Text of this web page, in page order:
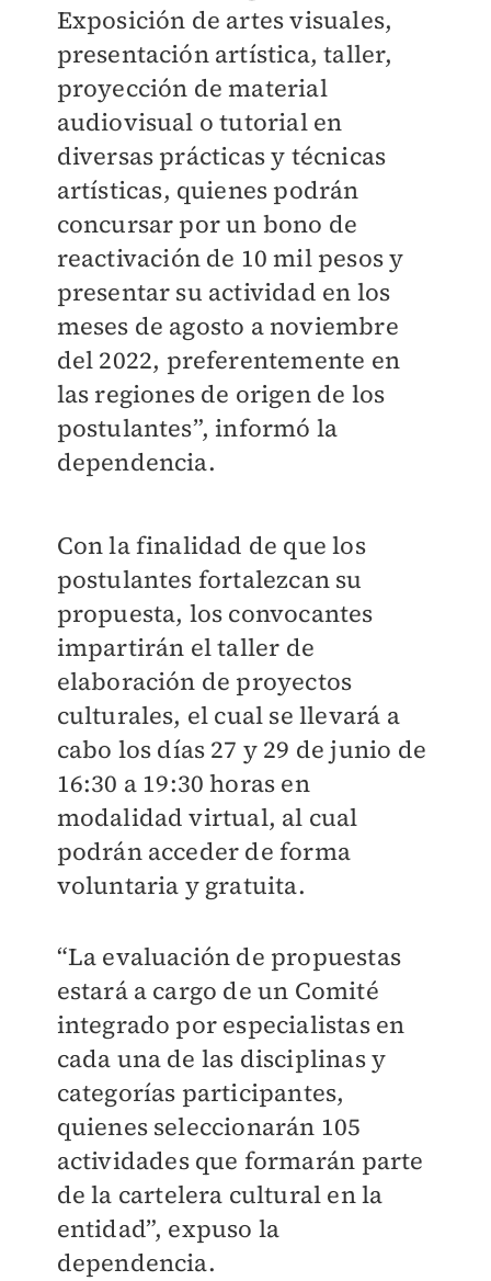
Exposición de artes visuales,
presentación artística, taller,
proyección de material
audiovisual o tutorial en
diversas prácticas y técnicas
artísticas, quienes podrán
concursar por un bono de
reactivación de 10 mil pesos y
presentar su actividad en los
meses de agosto a noviembre
del 2022, preferentemente en
las regiones de origen de los
postulantes”, informó la
dependencia.
Con la finalidad de que los
postulantes fortalezcan su
propuesta, los convocantes
impartirán el taller de
elaboración de proyectos
culturales, el cual se llevará a
cabo los días 27 y 29 de junio de
16:30 a 19:30 horas en
modalidad virtual, al cual
podrán acceder de forma
voluntaria y gratuita.
“La evaluación de propuestas
estará a cargo de un Comité
integrado por especialistas en
cada una de las disciplinas y
categorías participantes,
quienes seleccionarán 105
actividades que formarán parte
de la cartelera cultural en la
entidad”, expuso la
dependencia.